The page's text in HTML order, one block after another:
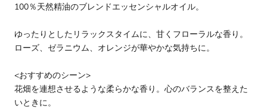
100％天然精油のブレンドエッセンシャルオイル。
ゆったりとしたリラックスタイムに、甘くフローラルな香り。
ローズ、ゼラニウム、オレンジが華やかな気持ちに。
<おすすめのシーン>
花畑を連想させるような柔らかな香り。心のバランスを整えた
いときに。